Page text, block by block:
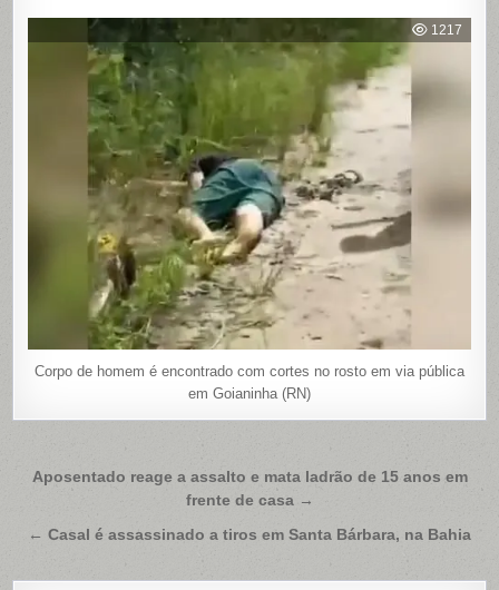
1217
Corpo de homem é encontrado com cortes no rosto em via pública
em Goianinha (RN)
Navegação
Post
Aposentado reage a assalto e mata ladrão de 15 anos em
frente de casa →
← Casal é assassinado a tiros em Santa Bárbara, na Bahia